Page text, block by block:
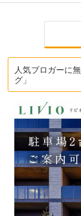
人気ブロガーに
グ」